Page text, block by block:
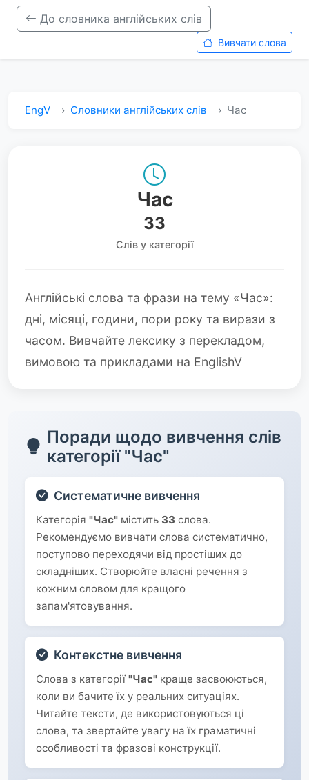
До словника англійських слів
Вивчати слова
EngV Словники англійських слів Час
Час
33
Слів у категорії
Англійські слова та фрази на тему «Час»:
дні, місяці, години, пори року та вирази з
часом. Вивчайте лексику з перекладом,
вимовою та прикладами на EnglishV
Поради щодо вивчення слів
категорії "Час"
Систематичне вивчення
Категорія "Час" містить 33 слова.
Рекомендуємо вивчати слова систематично,
поступово переходячи від простіших до
складніших. Створюйте власні речення з
кожним словом для кращого
запам'ятовування.
Контекстне вивчення
Слова з категорії "Час" краще засвоюються,
коли ви бачите їх у реальних ситуаціях.
Читайте тексти, де використовуються ці
слова, та звертайте увагу на їх граматичні
особливості та фразові конструкції.